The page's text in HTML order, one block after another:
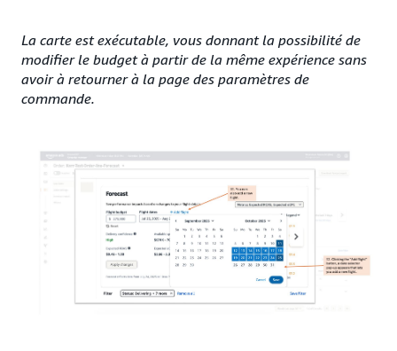
La carte est exécutable, vous donnant la possibilité de
modifier le budget à partir de la même expérience sans
avoir à retourner à la page des paramètres de
commande.